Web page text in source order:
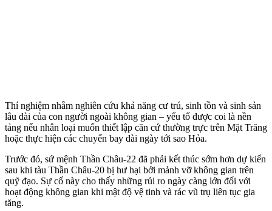
Thí nghiệm nhằm nghiên cứu khả năng cư trú, sinh tồn và sinh sản
lâu dài của con người ngoài không gian – yếu tố được coi là nền
tảng nếu nhân loại muốn thiết lập căn cứ thường trực trên Mặt Trăng
hoặc thực hiện các chuyến bay dài ngày tới sao Hỏa.
Trước đó, sứ mệnh Thần Châu-22 đã phải kết thúc sớm hơn dự kiến
sau khi tàu Thần Châu-20 bị hư hại bởi mảnh vỡ không gian trên
quỹ đạo. Sự cố này cho thấy những rủi ro ngày càng lớn đối với
hoạt động không gian khi mật độ vệ tinh và rác vũ trụ liên tục gia
tăng.